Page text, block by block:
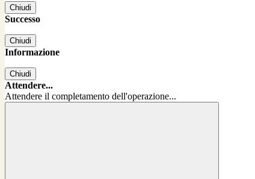
Chiudi
Successo
Chiudi
Informazione
Chiudi
Attendere...
Attendere il completamento dell'operazione...